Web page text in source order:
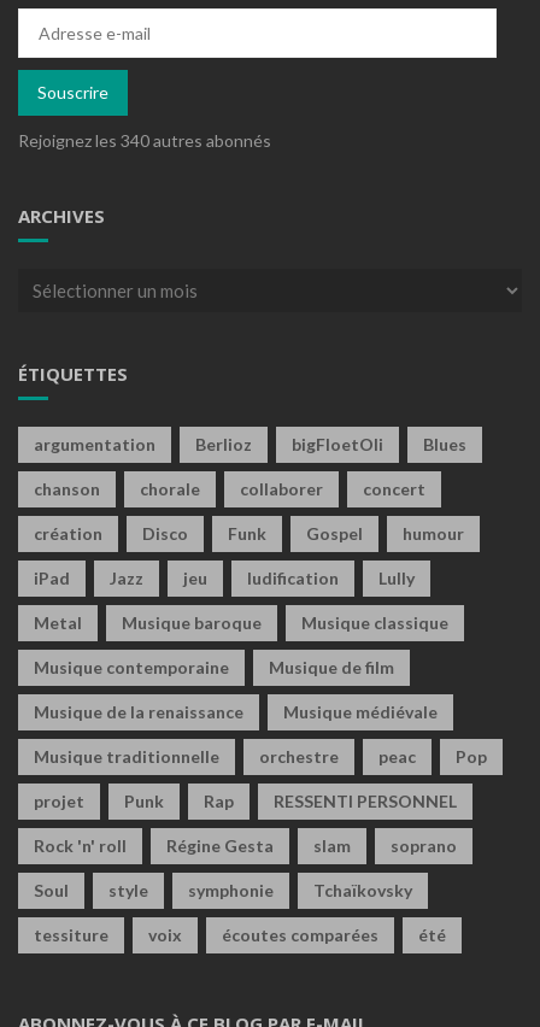
mail
Souscrire
Rejoignez les 340 autres abonnés
ARCHIVES
Archives
ÉTIQUETTES
argumentation Berlioz bigFloetOli Blues
chanson chorale collaborer concert
création Disco Funk Gospel humour
iPad Jazz jeu ludification Lully
Metal Musique baroque Musique classique
Musique contemporaine Musique de film
Musique de la renaissance Musique médiévale
Musique traditionnelle orchestre peac Pop
projet Punk Rap RESSENTI PERSONNEL
Rock 'n' roll Régine Gesta slam soprano
Soul style symphonie Tchaïkovsky
tessiture voix écoutes comparées été